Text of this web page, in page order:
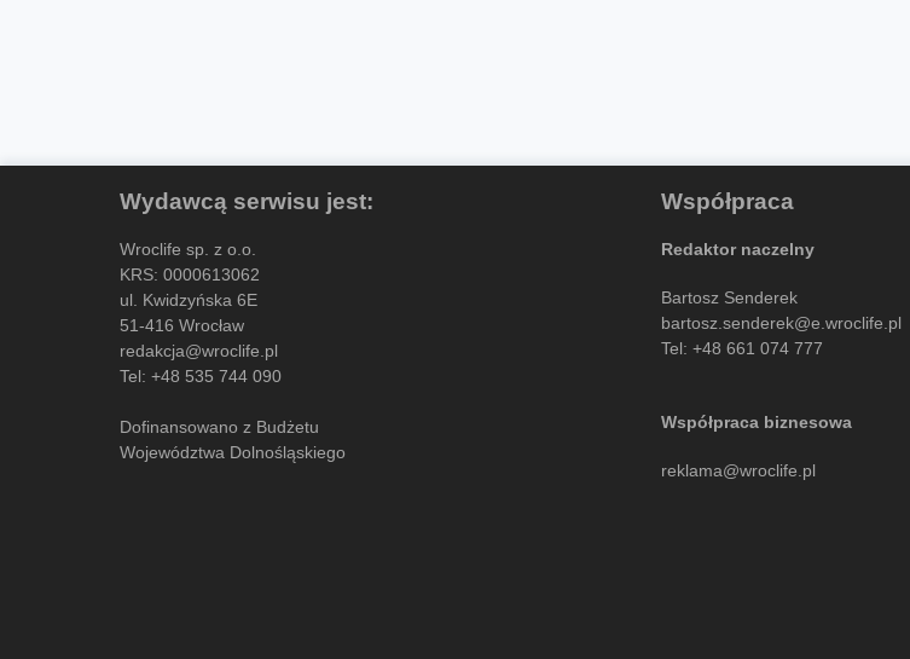
Wydawcą serwisu jest:
Wroclife sp. z o.o.
KRS: 0000613062
ul. Kwidzyńska 6E
51-416 Wrocław
redakcja@wroclife.pl
Tel: +48 535 744 090
Dofinansowano z Budżetu
Województwa Dolnośląskiego
Współpraca
Redaktor naczelny
Bartosz Senderek
bartosz.senderek@e.wroclife.pl
Tel: +48 661 074 777
Współpraca biznesowa
reklama@wroclife.pl